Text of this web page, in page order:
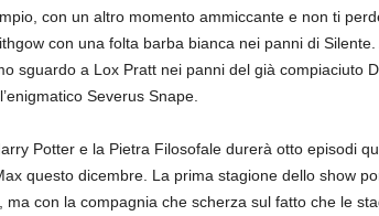
con un altro momento ammiccante e non ti
con una folta barba bianca nei panni di
sguardo a Lox Pratt nei panni del già compiaciuto
Severus Snape.
Potter e la Pietra Filosofale durerà otto episodi
questo dicembre. La prima stagione dello show
ma con la compagnia che scherza sul fatto che le